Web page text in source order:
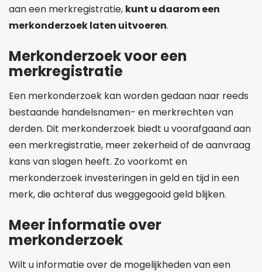
aan een merkregistratie, kunt u daarom een
merkonderzoek laten uitvoeren.
Merkonderzoek voor een
merkregistratie
Een merkonderzoek kan worden gedaan naar reeds
bestaande handelsnamen- en merkrechten van
derden. Dit merkonderzoek biedt u voorafgaand aan
een merkregistratie, meer zekerheid of de aanvraag
kans van slagen heeft. Zo voorkomt en
merkonderzoek investeringen in geld en tijd in een
merk, die achteraf dus weggegooid geld blijken.
Meer informatie over
merkonderzoek
Wilt u informatie over de mogelijkheden van een